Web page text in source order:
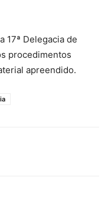
17ª Delegacia de
procedimentos
apreendido.